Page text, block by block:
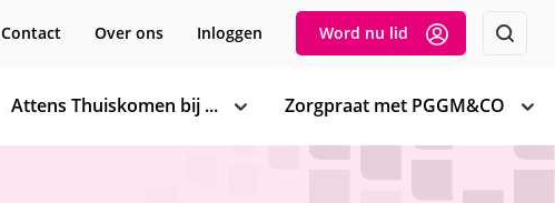
Contact Over ons Inloggen Word nu lid
Attens Thuiskomen bij ...
toon
Zorgpraat met PGGM&CO